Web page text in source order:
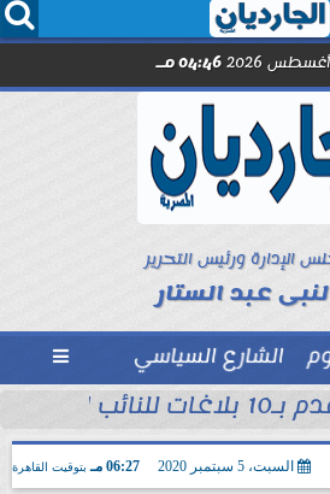
  
04:46 مـ
الإدارة ورئيس التحرير
عبد الستار
الشارع السياسي 
كارنيه النقابةتنتحل صفة...
السبت، 5 سبتمبر 2020 06:27 مـ بتوقيت القاهرة